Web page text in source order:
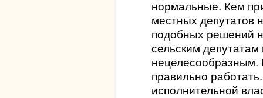
нормальные. Кем
местных депутатов
подобных решений
сельским
нецелесообразным.
правильно
исполнительной